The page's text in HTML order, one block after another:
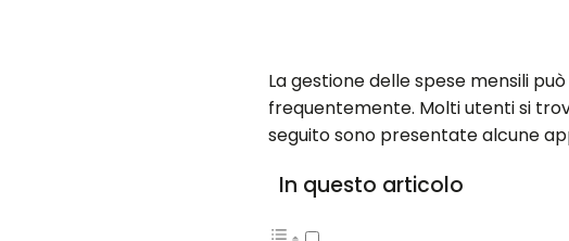
La gestione delle spese mensili
frequentemente. Molti utenti si
seguito sono presentate alcune
In questo articolo